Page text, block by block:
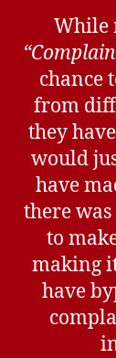
While
chance
from
they
would
have
there
to
making
have